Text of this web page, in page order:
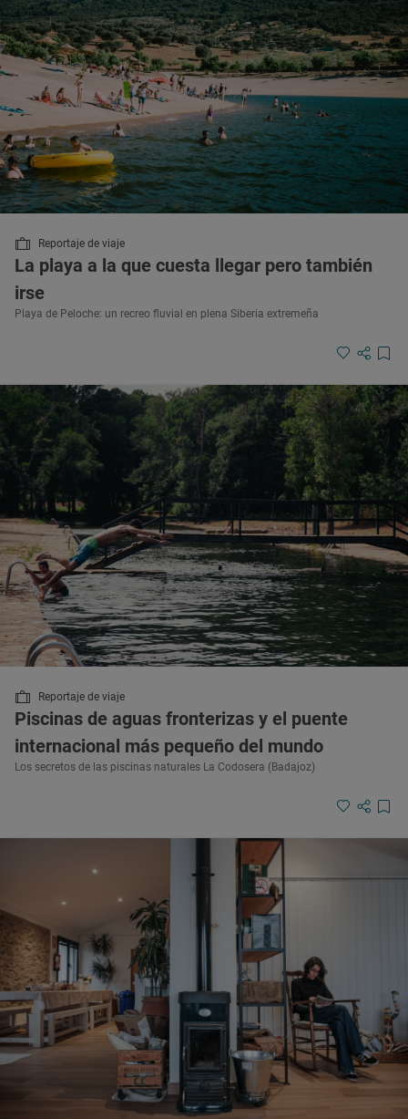
Reportaje de viaje
La playa a la que cuesta llegar pero también
irse
Playa de Peloche: un recreo fluvial en plena Siberia extremeña
Reportaje de viaje
Piscinas de aguas fronterizas y el puente
internacional más pequeño del mundo
Los secretos de las piscinas naturales La Codosera (Badajoz)